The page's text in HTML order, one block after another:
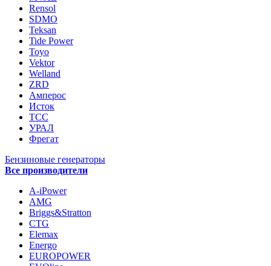
Rensol
SDMO
Teksan
Tide Power
Toyo
Vektor
Welland
ZRD
Амперос
Исток
ТСС
УРАЛ
Фрегат
Бензиновые генераторы
Все производители
A-iPower
AMG
Briggs&Stratton
CTG
Elemax
Energo
EUROPOWER